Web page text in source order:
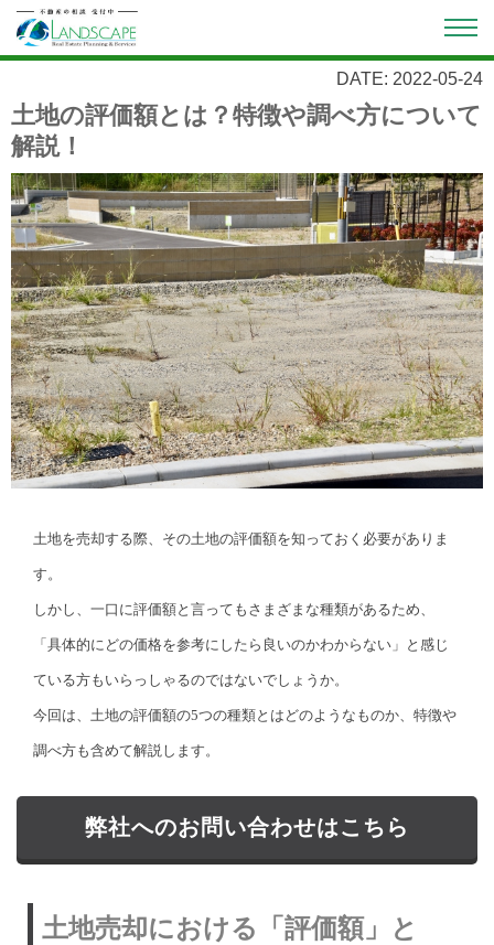
DATE: 2022-05-24
土地の評価額とは？特徴や調べ方について
解説！
土地を売却する際、その土地の評価額を知っておく必要がありま
す。
しかし、一口に評価額と言ってもさまざまな種類があるため、
「具体的にどの価格を参考にしたら良いのかわからない」と感じ
ている方もいらっしゃるのではないでしょうか。
今回は、土地の評価額の5つの種類とはどのようなものか、特徴や
調べ方も含めて解説します。
弊社へのお問い合わせはこちら
土地売却における「評価額」と